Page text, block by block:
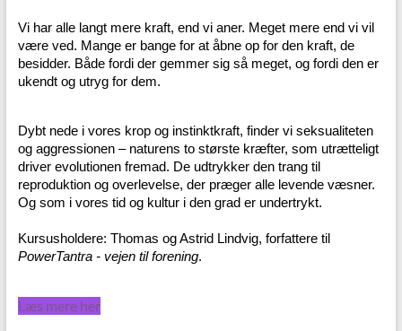
Vi har alle langt mere kraft, end vi aner. Meget mere end vi vil
være ved. Mange er bange for at åbne op for den kraft, de
besidder. Både fordi der gemmer sig så meget, og fordi den er
ukendt og utryg for dem.
Dybt nede i vores krop og instinktkraft, finder vi seksualiteten
og aggressionen – naturens to største kræfter, som utrætteligt
driver evolutionen fremad. De udtrykker den trang til
reproduktion og overlevelse, der præger alle levende væsner.
Og som i vores tid og kultur i den grad er undertrykt.
Kursusholdere: Thomas og Astrid Lindvig, forfattere til
PowerTantra - vejen til forening.
Læs mere her